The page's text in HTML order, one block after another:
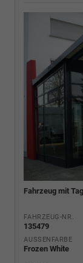
Fahrzeug mit
FAHRZEUG-NR.
135479
AUSSENFARBE
Frozen White